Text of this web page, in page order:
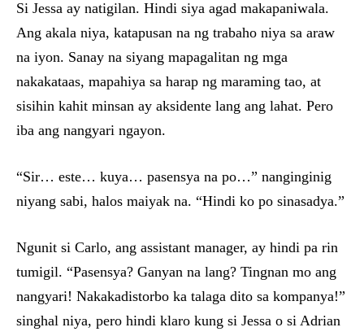
Si Jessa ay natigilan. Hindi siya agad makapaniwala.
Ang akala niya, katapusan na ng trabaho niya sa araw
na iyon. Sanay na siyang mapagalitan ng mga
nakakataas, mapahiya sa harap ng maraming tao, at
sisihin kahit minsan ay aksidente lang ang lahat. Pero
iba ang nangyari ngayon.
“Sir… este… kuya… pasensya na po…” nanginginig
niyang sabi, halos maiyak na. “Hindi ko po sinasadya.”
Ngunit si Carlo, ang assistant manager, ay hindi pa rin
tumigil. “Pasensya? Ganyan na lang? Tingnan mo ang
nangyari! Nakakadistorbo ka talaga dito sa kompanya!”
singhal niya, pero hindi klaro kung si Jessa o si Adrian